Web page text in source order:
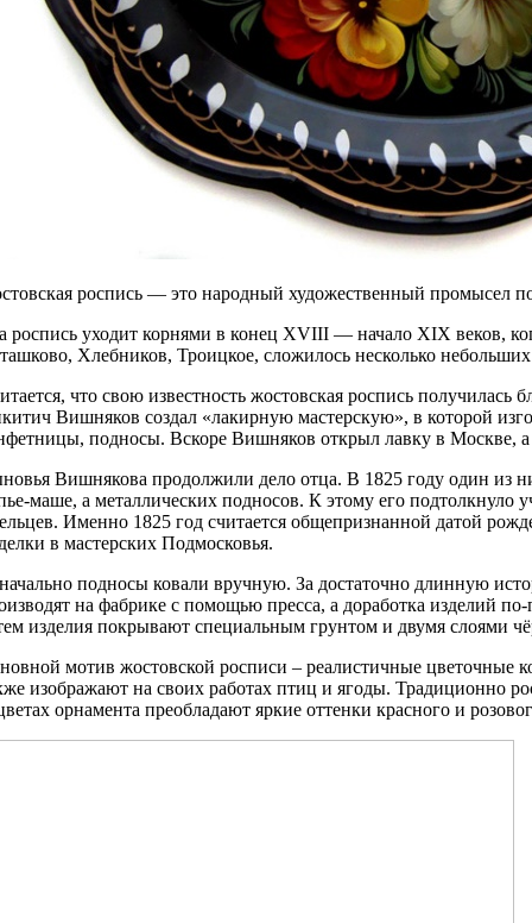
роспись — это народный художественный промысел
роспись уходит корнями в конец XVIII — начало XIX веков,
Хлебников, Троицкое, сложилось несколько
что свою известность жостовская роспись
Вишняков создал «лакирную мастерскую», в которой
подносы. Вскоре Вишняков открыл лавку в Москве, а
Вишнякова продолжили дело отца. В 1825 году один из
маше, а металлических подносов. К этому его подтолкнуло
Именно 1825 год считается общепризнанной датой
в мастерских Подмосковья.
подносы ковали вручную. За достаточно длинную
на фабрике с помощью пресса, а доработка изделий
изделия покрывают специальным грунтом и двумя слоями
мотив жостовской росписи – реалистичные
изображают на своих работах птиц и ягоды. Традиционно
орнамента преобладают яркие оттенки красного и